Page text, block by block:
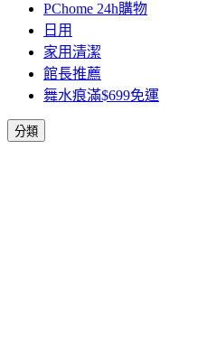
PChome 24h購物
日用
家用清潔
館長推薦
舞水痕滿$699免運
分類